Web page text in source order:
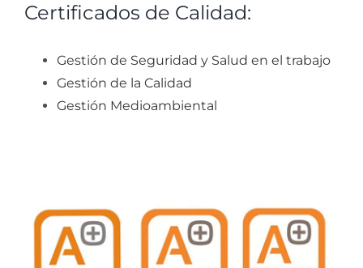
Certificados de Calidad:
Gestión de Seguridad y Salud en el trabajo
Gestión de la Calidad
Gestión Medioambiental